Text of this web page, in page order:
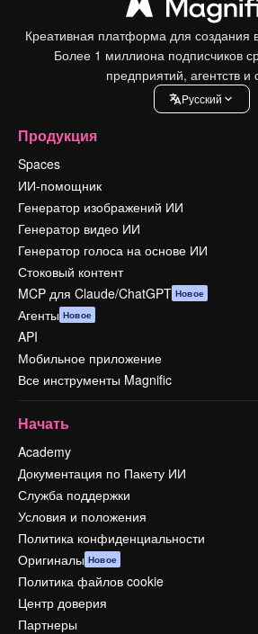
Креативная платформа для создания
Более 1 миллиона подписчиков
предприятий, агентств и
Pусский
Продукция
Spaces
ИИ-помощник
Генератор изображений ИИ
Генератор видео ИИ
Генератор голоса на основе ИИ
Стоковый контент
MCP для Claude/ChatGPT Новое
Агенты Новое
API
Мобильное приложение
Все инструменты Magnific
Начать
Academy
Документация по Пакету ИИ
Служба поддержки
Условия и положения
Политика конфиденциальности
Оригиналы Новое
Политика файлов cookie
Центр доверия
Партнеры